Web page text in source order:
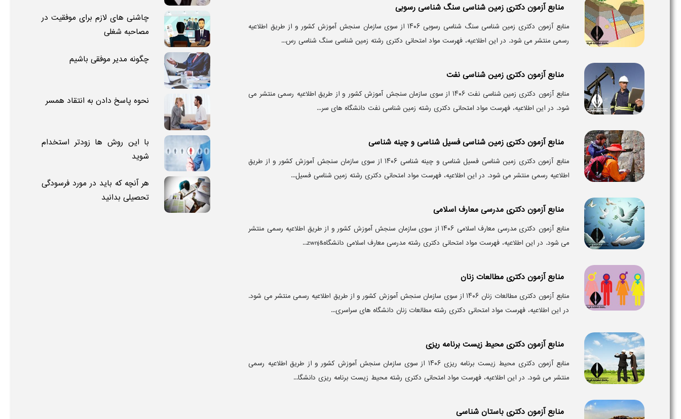
منابع آزمون دکتری زمین شناسی سنگ شناسی رسوبی
منابع آزمون دکتری زمین شناسی سنگ شناسی رسوبی ۱۴۰۶ از سوی سازمان سنجش آموزش کشور و از طریق اطلاعیه
رسمی منتشر می‌ شود. در این اطلاعیه، فهرست مواد امتحانی دکتری رشته زمین شناسی سنگ شناسی رس...
منابع آزمون دکتری زمین شناسی نفت
منابع آزمون دکتری زمین شناسی نفت ۱۴۰۶ از سوی سازمان سنجش آموزش کشور و از طریق اطلاعیه رسمی منتشر می‌
شود. در این اطلاعیه، فهرست مواد امتحانی دکتری رشته زمین شناسی نفت دانشگاه‌ های سر...
منابع آزمون دکتری زمین شناسی فسیل شناسی و چینه شناسی
منابع آزمون دکتری زمین شناسی فسیل شناسی و چینه شناسی ۱۴۰۶ از سوی سازمان سنجش آموزش کشور و از طریق
اطلاعیه رسمی منتشر می‌ شود. در این اطلاعیه، فهرست مواد امتحانی دکتری رشته زمین شناسی فسیل...
منابع آزمون دکتری مدرسی معارف اسلامی
منابع آزمون دکتری مدرسی معارف اسلامی ۱۴۰۶ از سوی سازمان سنجش آموزش کشور و از طریق اطلاعیه رسمی منتشر
می‌ شود. در این اطلاعیه، فهرست مواد امتحانی دکتری رشته مدرسی معارف اسلامی دانشگاه&zwnj...
منابع آزمون دکتری مطالعات زنان
منابع آزمون دکتری مطالعات زنان ۱۴۰۶ از سوی سازمان سنجش آموزش کشور و از طریق اطلاعیه رسمی منتشر می‌ شود.
در این اطلاعیه، فهرست مواد امتحانی دکتری رشته مطالعات زنان دانشگاه‌ های سراسری...
منابع آزمون دکتری محیط زیست برنامه ریزی
منابع آزمون دکتری محیط زیست برنامه ریزی ۱۴۰۶ از سوی سازمان سنجش آموزش کشور و از طریق اطلاعیه رسمی
منتشر می‌ شود. در این اطلاعیه، فهرست مواد امتحانی دکتری رشته محیط زیست برنامه ریزی دانشگا...
منابع آزمون دکتری باستان شناسی
چاشنی های لازم برای موفقیت در
مصاحبه شغلی
چگونه مدیر موفقی باشیم
نحوه پاسخ دادن به انتقاد همسر
با این روش ها زودتر استخدام
شوید
هر آنچه که باید در مورد فرسودگی
تحصیلی بدانید